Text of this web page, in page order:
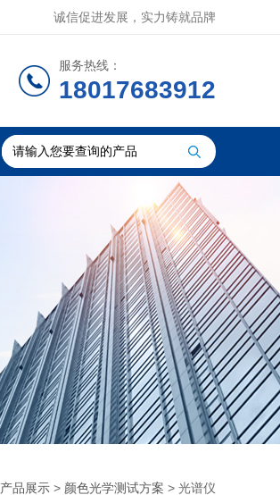
诚信促进发展，实力铸就品牌
服务热线：
18017683912
产品展示 > 颜色光学测试方案 > 光谱仪